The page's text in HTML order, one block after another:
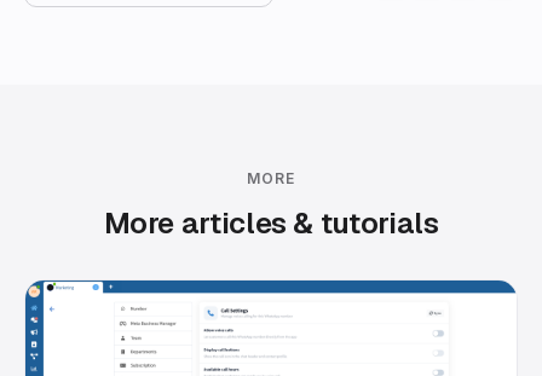
MORE
More articles & tutorials